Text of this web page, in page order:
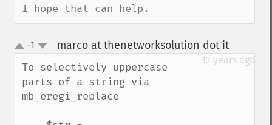
I hope that can help.
up
down
-1 marco at thenetworksolution dot it¶
12 years ago
To selectively uppercase
parts of a string via
mb_eregi_replace